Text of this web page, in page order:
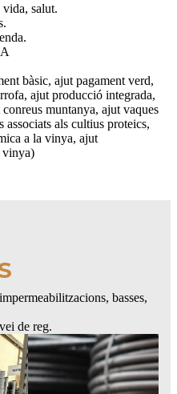
vida, salut.
bàsic, ajut pagament verd,
ajut producció integrada,
muntanya, ajut vaques
als cultius proteics,
a la vinya, ajut
vinya)
basses,
de reg.